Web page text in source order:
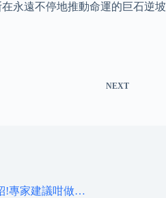
永遠不停地推動命運的巨石逆坡
NEXT
!專家建議咁做…